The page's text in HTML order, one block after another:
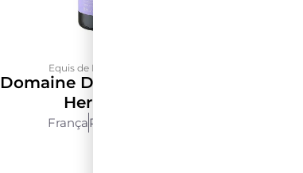
Equis de Maxime Graillot
Domaine Des Lises Crozes
Hermitage
FrançaRhône